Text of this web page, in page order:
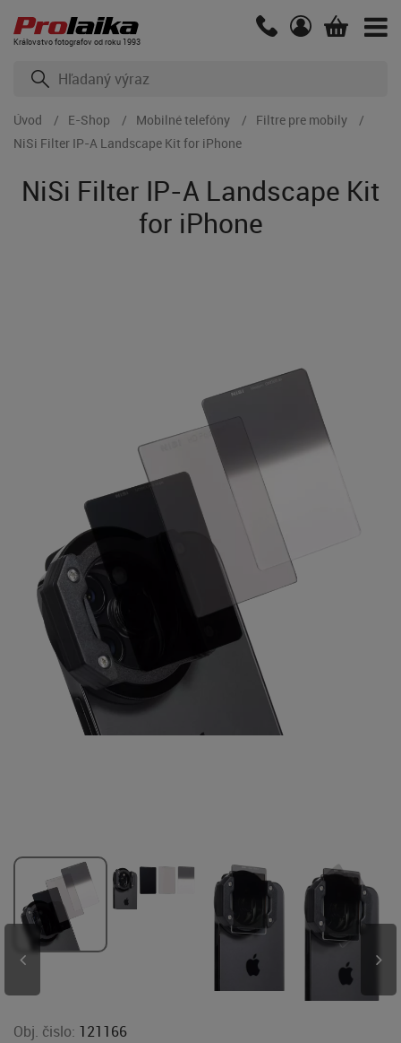
Kráľovstvo fotografov od roku 1993
Úvod E-Shop Mobilné telefóny
Filtre pre mobily
NiSi Filter IP-A Landscape Kit for iPhone
NiSi Filter IP-A Landscape Kit
for iPhone
Obj. čislo: 121166